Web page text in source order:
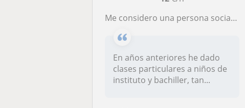
Me considero una persona sociable y paciente a la hora de enseñar
En años anteriores he dado
clases particulares a niños de
instituto y bachiller, tan...